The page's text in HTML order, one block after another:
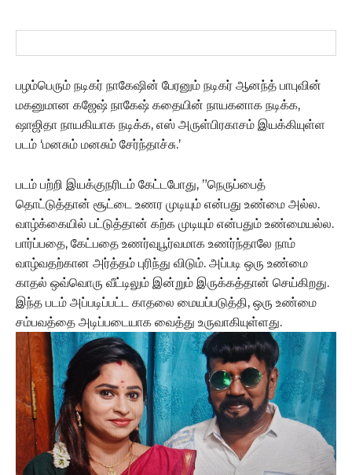
பழம்பெரும் நடிகர் நாகேஷின் பேரனும் நடிகர் ஆனந்த் பாபுவின்
மகனுமான கஜேஷ் நாகேஷ் கதையின் நாயகனாக நடிக்க,
ஷாஜிதா நாயகியாக நடிக்க, எஸ் அருள்பிரகாசம் இயக்கியுள்ள
படம் ‘மனசும் மனசும் சேர்ந்தாச்சு.’
படம் பற்றி இயக்குநரிடம் கேட்டபோது, ”நெருப்பைத்
தொட்டுத்தான் சூட்டை உணர முடியும் என்பது உண்மை அல்ல.
வாழ்க்கையில் பட்டுத்தான் கற்க முடியும் என்பதும் உண்மையல்ல.
பார்ப்பதை, கேட்பதை உணர்வுபூர்வமாக உணர்ந்தாலே நாம்
வாழ்வதற்கான அர்த்தம் புரிந்து விடும். அப்படி ஒரு உண்மை
காதல் ஒவ்வொரு வீட்டிலும் இன்றும் இருக்கத்தான் செய்கிறது.
இந்த படம் அப்படிப்பட்ட காதலை மையப்படுத்தி, ஒரு உண்மை
சம்பவத்தை அடிப்படையாக வைத்து உருவாகியுள்ளது.